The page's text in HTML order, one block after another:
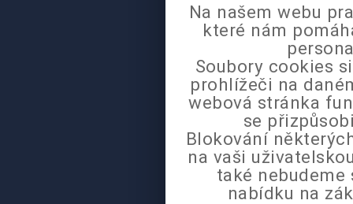
Na našem webu
které nám
Soubory cookies
prohlížeči na
webová stránka
se
Blokování
na vaši
také
nabídku na